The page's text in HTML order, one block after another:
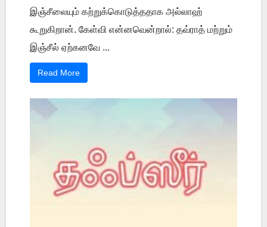
இஞ்சீலையும் கற்றுக்கொடுத்ததாக அல்லாஹ்
கூறுகிறான். கேள்வி என்னவென்றால்: தவ்ராத் மற்றும்
இஞ்சீல் ஏற்கனவே ...
Read More